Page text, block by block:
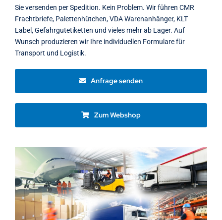
Sie versenden per Spedition. Kein Problem. Wir führen CMR
Frachtbriefe, Palettenhütchen, VDA Warenanhänger, KLT
Label, Gefahrgutetiketten und vieles mehr ab Lager. Auf
Wunsch produzieren wir Ihre individuellen Formulare für
Transport und Logistik.
Anfrage senden
Zum Webshop